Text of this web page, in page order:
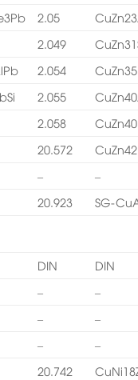
2.05
2.049
2.054
2.055
2.058
20.572
–
–
20.923 SG-
DIN
DIN
–
–
–
–
–
–
20.742